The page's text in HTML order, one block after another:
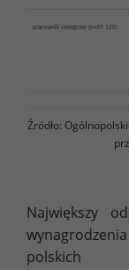
pracownik szeregowy (n=39 120)
Źródło:
Największy
polskich